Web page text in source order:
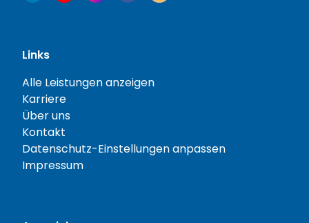
Links
Alle Leistungen anzeigen
Karriere
Über uns
Kontakt
Datenschutz-Einstellungen anpassen
Impressum